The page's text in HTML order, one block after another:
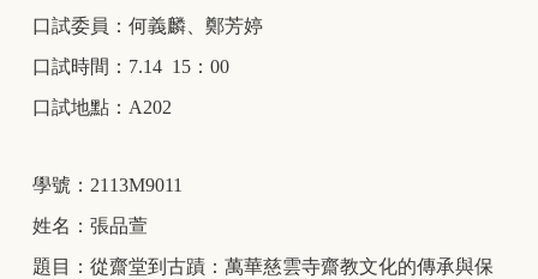
口試委員：何義麟、鄭芳婷
口試時間：7.14 15：00
口試地點：A202
學號：2113M9011
姓名：張品萱
題目：從齋堂到古蹟：萬華慈雲寺齋教文化的傳承與保